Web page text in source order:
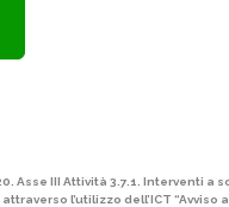
Asse III Attività 3.7.1. Interventi
attraverso l’utilizzo dell’ICT “Avviso